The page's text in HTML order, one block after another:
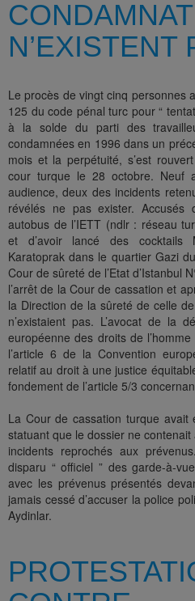
N’EXISTENT
Le procès de vingt cinq personnes
125 du code pénal turc pour “
à la solde du parti des
condamnées en 1996 dans un
mois et la perpétuité, s’est
cour turque le 28 octobre. Neuf
audience, deux des incidents
révélés ne pas exister. Accusés
autobus de l’IETT (ndlr : réseau
et d’avoir lancé des cocktails
Karatoprak dans le quartier Gazi
Cour de sûreté de l’Etat d’Istanbul
l’arrêt de la Cour de cassation et
la Direction de la sûreté de celle
n’existaient pas. L’avocat de la
européenne des droits de
l’article 6 de la Convention
relatif au droit à une justice
fondement de l’article 5/3
La Cour de cassation turque
statuant que le dossier ne
incidents reprochés aux
disparu “ officiel ” des garde-à-
avec les prévenus présentés
jamais cessé d’accuser la police
Aydinlar.